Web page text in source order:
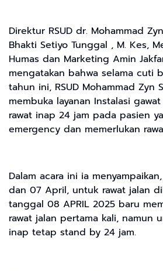
Direktur RSUD dr. Mohammad
Bhakti Setiyo Tunggal , M. Kes,
Humas dan Marketing Amin
mengatakan bahwa selama cuti
tahun ini, RSUD Mohammad Zyn
membuka layanan Instalasi
rawat inap 24 jam pada pasien
emergency dan memerlukan
Dalam acara ini ia
dan 07 April, untuk rawat jalan
tanggal 08 APRIL 2025 baru
rawat jalan pertama kali, namun
inap tetap stand by 24 jam.